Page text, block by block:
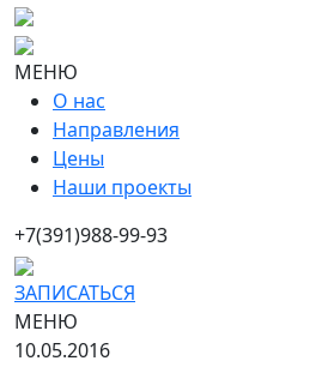
МЕНЮ
О нас
Направления
Цены
Наши проекты
+7(391)988-99-93
ЗАПИСАТЬСЯ
МЕНЮ
10.05.2016